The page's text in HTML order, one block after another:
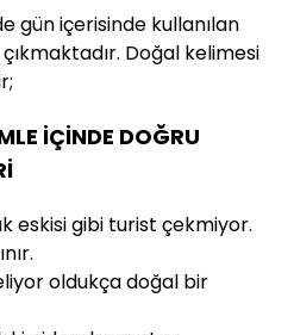
gün içerisinde kullanılan
Doğal kelimesi
İÇİNDE DOĞRU
eskisi gibi turist çekmiyor.
oldukça doğal bir